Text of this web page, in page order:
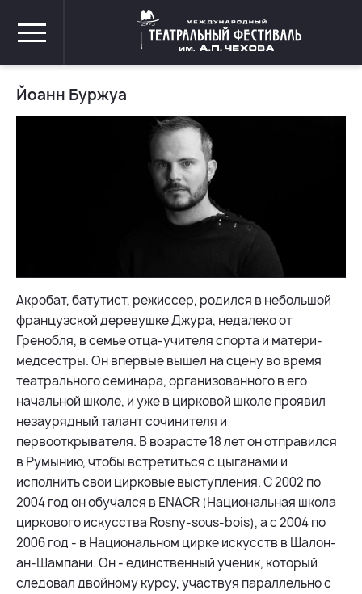
Йоанн Буржуа
Акробат, батутист, режиссер, родился в небольшой
французской деревушке Джура, недалеко от
Гренобля, в семье отца-учителя спорта и матери-
медсестры. Он впервые вышел на сцену во время
театрального семинара, организованного в его
начальной школе, и уже в цирковой школе проявил
незаурядный талант сочинителя и
первооткрывателя. В возрасте 18 лет он отправился
в Румынию, чтобы встретиться с цыганами и
исполнить свои цирковые выступления. С 2002 по
2004 год он обучался в ENACR (Национальная школа
циркового искусства Rosny-sous-bois), а с 2004 по
2006 год - в Национальном цирке искусств в Шалон-
ан-Шампани. Он - единственный ученик, который
следовал двойному курсу, участвуя параллельно с